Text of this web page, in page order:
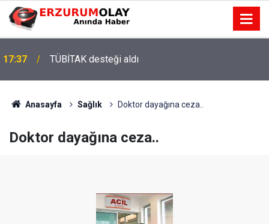
17:37 TÜBİTAK desteği aldı
Anasayfa Sağlık Doktor dayağına ceza..
Doktor dayağına ceza..